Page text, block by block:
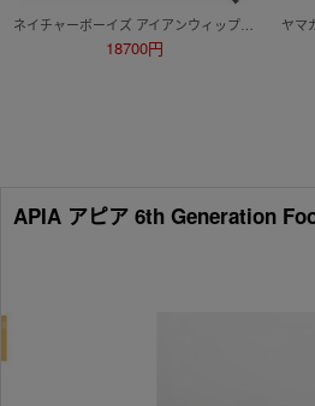
18700円
APIA アピア 6th Generation